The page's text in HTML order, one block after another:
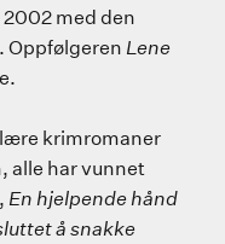
med den
. Oppfølgeren Lene
krimromaner
alle har vunnet
En hjelpende hånd
å snakke